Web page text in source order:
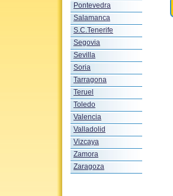
Pontevedra
Salamanca
S.C.Tenerife
Segovia
Sevilla
Soria
Tarragona
Teruel
Toledo
Valencia
Valladolid
Vizcaya
Zamora
Zaragoza